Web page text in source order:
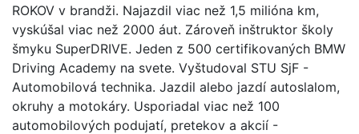
ROKOV v brandži. Najazdil viac než 1,5 milióna km,
vyskúšal viac než 2000 áut. Zároveň inštruktor školy
šmyku SuperDRIVE. Jeden z 500 certifikovaných BMW
Driving Academy na svete. Vyštudoval STU SjF -
Automobilová technika. Jazdil alebo jazdí autoslalom,
okruhy a motokáry. Usporiadal viac než 100
automobilových podujatí, pretekov a akcií -